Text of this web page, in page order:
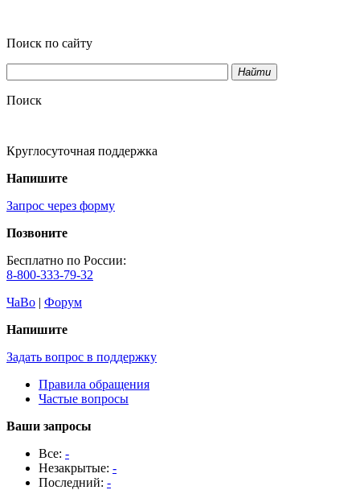
Поиск по сайту
Найти
Поиск
Круглосуточная поддержка
Напишите
Запрос через форму
Позвоните
Бесплатно по России:
8-800-333-79-32
ЧаВо | Форум
Напишите
Задать вопрос в поддержку
Правила обращения
Частые вопросы
Ваши запросы
Все: -
Незакрытые: -
Последний: -